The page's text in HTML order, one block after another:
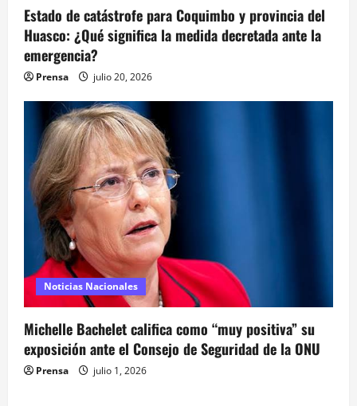
Estado de catástrofe para Coquimbo y provincia del
Huasco: ¿Qué significa la medida decretada ante la
emergencia?
Prensa julio 20, 2026
Noticias Nacionales
Michelle Bachelet califica como “muy positiva” su
exposición ante el Consejo de Seguridad de la ONU
Prensa julio 1, 2026